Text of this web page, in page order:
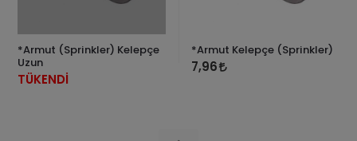
*Armut (Sprinkler) Kelepçe
Uzun
TÜKENDİ
*Armut Kelepçe (Sprinkler)
7,96